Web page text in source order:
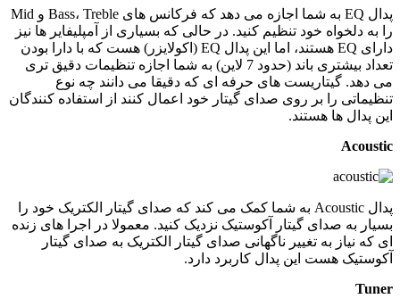
پدال EQ به شما اجازه می دهد که فرکانس های Bass، Treble و Mid
را به دلخواه خود تنظیم کنید. در حالی که بسیاری از آمپلیفایر ها نیز
دارای EQ هستند، اما این پدال EQ (اکولایزر) هست که با دارا بودن
تعداد بیشتری باند (حدود 7 لاین) به شما اجازه تنظیمات دقیق تری
می دهد. گیتاریست های حرفه ای که دقیقا می دانند چه نوع
تنظیماتی را بر روی صدای گیتار خود اعمال کنند از استفاده کنندگان
این پدال ها هستند.
Acoustic
پدال Acoustic به شما کمک می کند که صدای گیتار الکتریک خود را
بسیار به صدای گیتار آکوستیک نزدیک کنید. معمولا در اجرا های زنده
ای که نیاز به تغییر ناگهانی صدای گیتار الکتریک به صدای گیتار
آکوستیک هست این پدال کاربرد دارد.
Tuner